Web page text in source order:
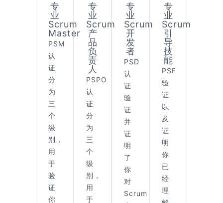
专
业
Scrum
Master
PSM
认
证
分
为
三
个
级
别，
用
于
验
证
你
专
业
Scrum
产
品
负
责
人
PSPO
认
证
分
为
三
个
级
别，
用
于
专
业
Scrum
开
发
者
PSD
认
证
验
证
并
证
明
了
你
对
Scrum
专
业
Scrum
引
导
技
能
PSF
验
证
以
及
证
明
你
已
经
理